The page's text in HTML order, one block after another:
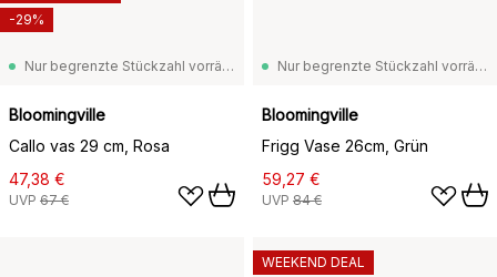
Nur begrenzte Stückzahl vorrätig
Bloomingville
Callo vas 29 cm, Rosa
47,38 €
UVP 67 €
-29%
Nur begrenzte Stückzahl vorrätig
Bloomingville
Frigg Vase 26cm, Grün
59,27 €
UVP 84 €
WEEKEND DEAL